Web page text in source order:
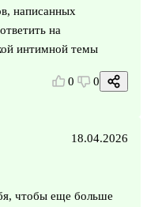
написанных
на
интимной темы
0 0
18.04.2026
чтобы еще больше